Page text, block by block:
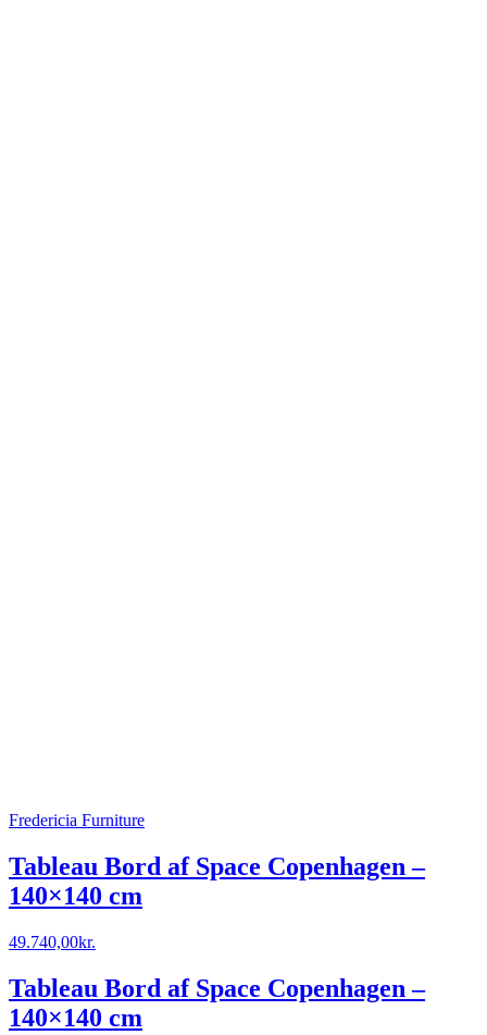
Fredericia Furniture
Tableau Bord af Space Copenhagen –
140×140 cm
49.740,00kr.
Tableau Bord af Space Copenhagen –
140×140 cm